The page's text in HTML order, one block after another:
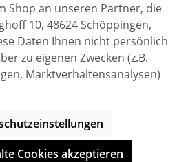
Shop an unseren Partner, die
10, 48624 Schöppingen,
Daten Ihnen nicht persönlich
zu eigenen Zwecken (z.B.
Marktverhaltensanalysen)
Cookies akzeptieren